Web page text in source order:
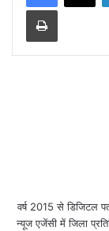
Print
वर्ष 2015 से डिजिटल
न्यूज एजेंसी में जिला